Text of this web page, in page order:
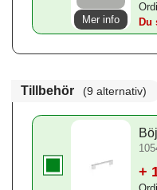
Du
Mer info
Tillbehör (9 alternativ)
+